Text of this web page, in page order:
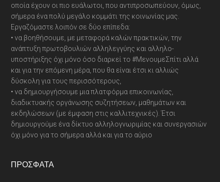
οποία έχουν οι πιο ευάλωτοι, που αντιπροσωπεύουν, όμως,
σήμερα ένα πολύ μεγάλο κομμάτι της κοινωνίας μας.
Εργαζόμαστε λοιπόν σε δύο επίπεδα:
• να βοηθήσουμε, με μεταφορά καλών πρακτικών, την
ανάπτυξη πρωτοβουλιών αλληλεγγύης και αλληλο-
υποστήριξης όχι μόνο όσο διαρκεί το #ΜενουμεΣπίτι αλλά
και για την επόμενη μέρα, που θα είναι έτσι κι αλλιώς
δύσκολη για τους περισσότερους,
• να δημιουργήσουμε μια πλατφόρμα επικοινωνίας,
διαδικτυακής οργάνωσης συζητήσεων, μαθημάτων και
εκδηλώσεων (με έμφαση στις καλλιτεχνικές). Έτσι
δημιουργούμε ένα δίκτυο αλληλογνωριμίας και συνεργασιών
όχι μόνο για το σήμερα αλλά και για το αύριο
ΠΡΌΣΦΑΤΑ